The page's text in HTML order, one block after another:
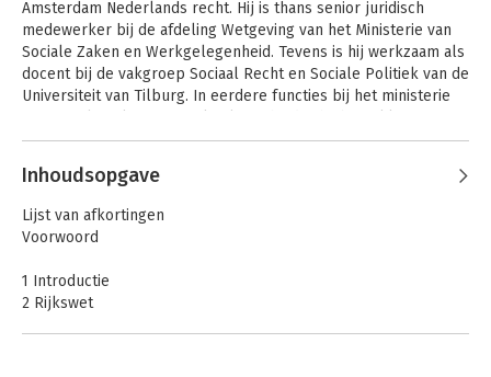
Amsterdam Nederlands recht. Hij is thans senior juridisch
medewerker bij de afdeling Wetgeving van het Ministerie van
Sociale Zaken en Werkgelegenheid. Tevens is hij werkzaam als
docent bij de vakgroep Sociaal Recht en Sociale Politiek van de
Universiteit van Tilburg. In eerdere functies bij het ministerie
geweest bij zowel uitvoerende als juridische en beleidsmatige
redacteur van diverse publicaties op het gebied van arbeid en
sociale zekerheid.
Andere boeken door André van Rijs
Inhoudsopgave
Lijst van afkortingen
Voorwoord
1 Introductie
2 Rijkswet